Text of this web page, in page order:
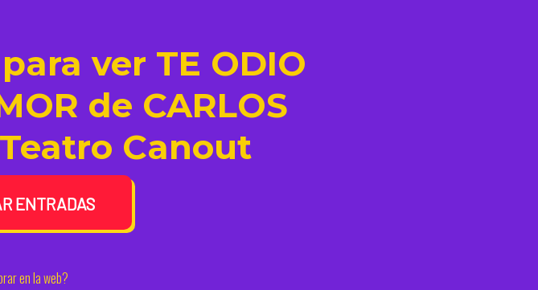
ver TE ODIO
de CARLOS
Canout
ENTRADAS
en la web?